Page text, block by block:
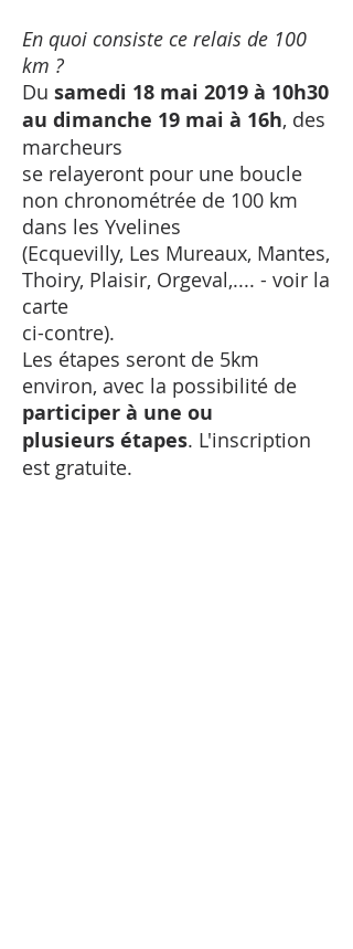
En quoi consiste ce relais de 100
km ?
Du samedi 18 mai 2019 à 10h30
au dimanche 19 mai à 16h, des
marcheurs
se relayeront pour une boucle
non chronométrée de 100 km
dans les Yvelines
(Ecquevilly, Les Mureaux, Mantes,
Thoiry, Plaisir, Orgeval,.... - voir la
carte
ci-contre).
Les étapes seront de 5km
environ, avec la possibilité de
participer à une ou
plusieurs étapes. L'inscription
est gratuite.